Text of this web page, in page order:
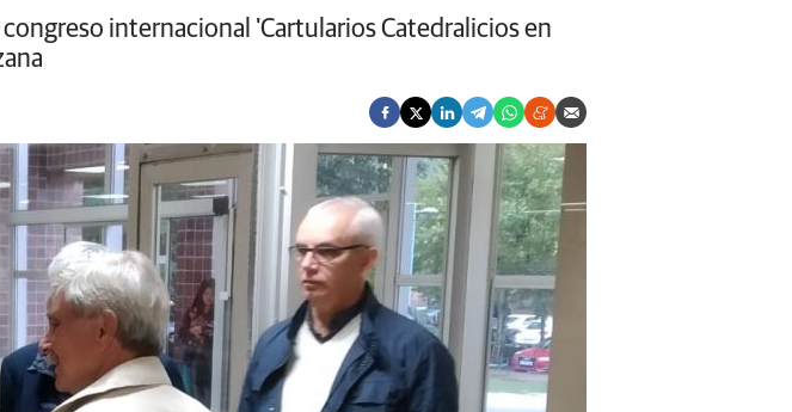
internacional 'Cartularios Catedralicios en